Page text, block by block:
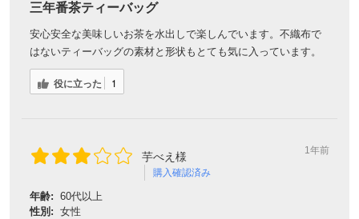
三年番茶ティーバッグ
安心安全な美味しいお茶を水出しで楽しんでいます。不織布で
はないティーバッグの素材と形状もとても気に入っています。
役に立った 1
芋べえ様
購入確認済み
1年前
年齢: 60代以上
性別: 女性